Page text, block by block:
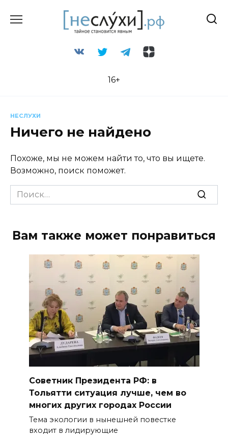
16+
НЕСЛУХИ
Ничего не найдено
Похоже, мы не можем найти то, что вы ищете.
Возможно, поиск поможет.
Search
for:
Вам также может понравиться
Советник Президента РФ: в
Тольятти ситуация лучше, чем во
многих других городах России
Тема экологии в нынешней повестке
входит в лидирующие